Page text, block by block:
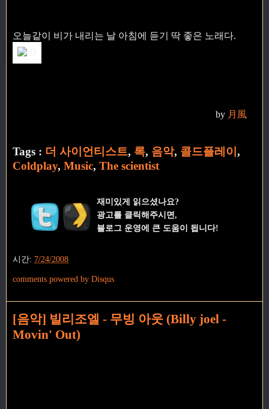
오늘같이 비가 내리는 날 아침에 듣기 딱 좋은 노래다.
by 月風
Tags : 더 사이언티스트, 록, 음악, 콜드플레이 ,
Coldplay, Music, The scientist
재미있게 읽으셨나요?
광고를 클릭해주시면,
블로그 운영에 큰 도움이 됩니다!
시간: 7/24/2008
comments powered by Disqus
[음악] 빌리조엘 - 무빙 아웃 (Billy joel -
Movin' Out)